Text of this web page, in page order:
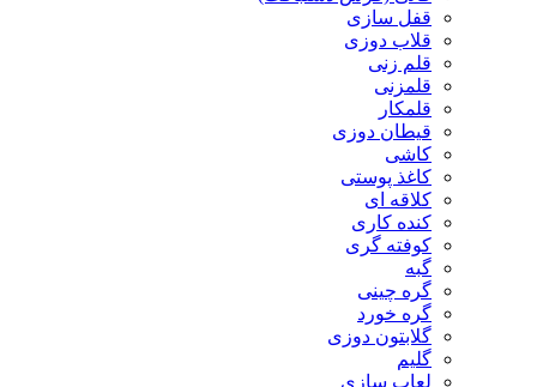
قفل سازی
قلاب دوزی
قلم زنی
قلمزنی
قلمکار
قیطان دوزی
کاشی
کاغذ پوستی
کلاقه ای
کنده کاری
کوفته گری
گبه
گره چینی
گره خورد
گلابتون دوزی
گلیم
لعاب سازی